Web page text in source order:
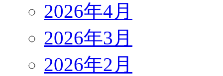
2026年4月
2026年3月
2026年2月